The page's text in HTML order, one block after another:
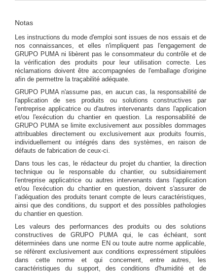
Notas
Les instructions du mode d'emploi sont issues de nos essais et de
nos connaissances, et elles n'impliquent pas l'engagement de
GRUPO PUMA ni libèrent pas le consommateur du contrôle et de
la vérification des produits pour leur utilisation correcte. Les
réclamations doivent être accompagnées de l'emballage d'origine
afin de permettre la traçabilité adéquate.
GRUPO PUMA n'assume pas, en aucun cas, la responsabilité de
l'application de ses produits ou solutions constructives par
l'entreprise applicatrice ou d'autres intervenants dans l'application
et/ou l'exécution du chantier en question. La responsabilité de
GRUPO PUMA se limite exclusivement aux possibles dommages
attribuables directement ou exclusivement aux produits fournis,
individuellement ou intégrés dans des systèmes, en raison de
défauts de fabrication de ceux-ci.
Dans tous les cas, le rédacteur du projet du chantier, la direction
technique ou le responsable du chantier, ou subsidiairement
l'entreprise applicatrice ou autres intervenants dans l'application
et/ou l'exécution du chantier en question, doivent s'assurer de
l’adéquation des produits tenant compte de leurs caractéristiques,
ainsi que des conditions, du support et des possibles pathologies
du chantier en question.
Les valeurs des performances des produits ou des solutions
constructives de GRUPO PUMA qui, le cas échéant, sont
déterminées dans une norme EN ou toute autre norme applicable,
se réfèrent exclusivement aux conditions expressément stipulées
dans cette norme et qui concernent, entre autres, les
caractéristiques du support, des conditions d'humidité et de